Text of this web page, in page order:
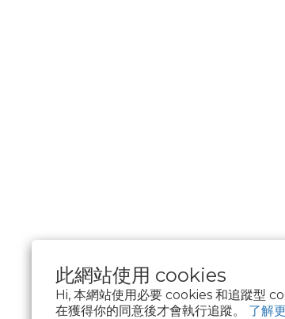
此網站使用 cookies
Hi, 本網站使用必要 cookies 和追蹤型
在獲得你的同意後才會執行追蹤。 了解
$ TWD 繁體中文